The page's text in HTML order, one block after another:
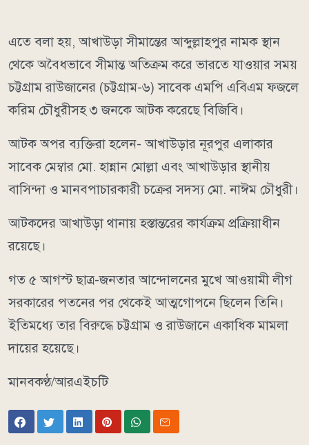
এতে বলা হয়, আখাউড়া সীমান্তের আব্দুল্লাহপুর নামক স্থান
থেকে অবৈধভাবে সীমান্ত অতিক্রম করে ভারতে যাওয়ার সময়
চট্টগ্রাম রাউজানের (চট্টগ্রাম-৬) সাবেক এমপি এবিএম ফজলে
করিম চৌধুরীসহ ৩ জনকে আটক করেছে বিজিবি।
আটক অপর ব্যক্তিরা হলেন- আখাউড়ার নূরপুর এলাকার
সাবেক মেম্বার মো. হান্নান মোল্লা এবং আখাউড়ার স্থানীয়
বাসিন্দা ও মানবপাচারকারী চক্রের সদস্য মো. নাঈম চৌধুরী।
আটকদের আখাউড়া থানায় হস্তান্তরের কার্যক্রম প্রক্রিয়াধীন
রয়েছে।
গত ৫ আগস্ট ছাত্র-জনতার আন্দোলনের মুখে আওয়ামী লীগ
সরকারের পতনের পর থেকেই আত্মগোপনে ছিলেন তিনি।
ইতিমধ্যে তার বিরুদ্ধে চট্টগ্রাম ও রাউজানে একাধিক মামলা
দায়ের হয়েছে।
মানবকণ্ঠ/আরএইচটি